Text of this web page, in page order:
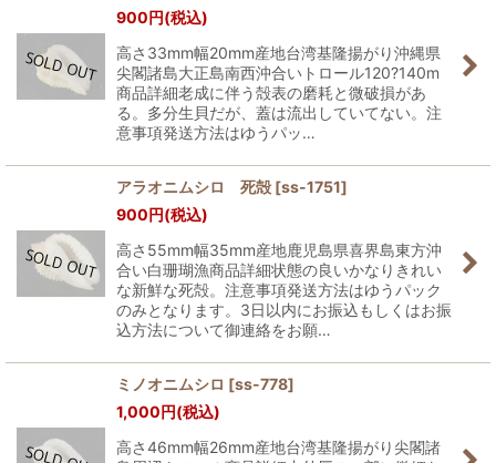
900円(税込)
高さ33mm幅20mm産地台湾基隆揚がり沖縄県
尖閣諸島大正島南西沖合いトロール120?140m
商品詳細老成に伴う殻表の磨耗と微破損があ
る。多分生貝だが、蓋は流出していてない。注
意事項発送方法はゆうパッ…
アラオニムシロ 死殻 [ss-1751]
900円(税込)
高さ55mm幅35mm産地鹿児島県喜界島東方沖
合い白珊瑚漁商品詳細状態の良いかなりきれい
な新鮮な死殻。注意事項発送方法はゆうパック
のみとなります。3日以内にお振込もしくはお振
込方法について御連絡をお願…
ミノオニムシロ [ss-778]
1,000円(税込)
高さ46mm幅26mm産地台湾基隆揚がり尖閣諸